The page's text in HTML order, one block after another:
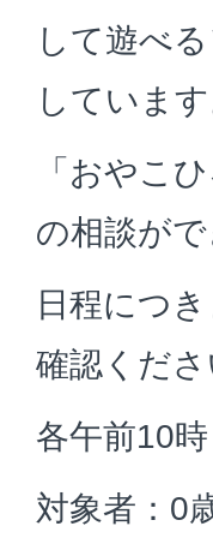
して遊べ
しています
「おやこ
の相談が
日程につ
確認くださ
各午前10
対象者：0